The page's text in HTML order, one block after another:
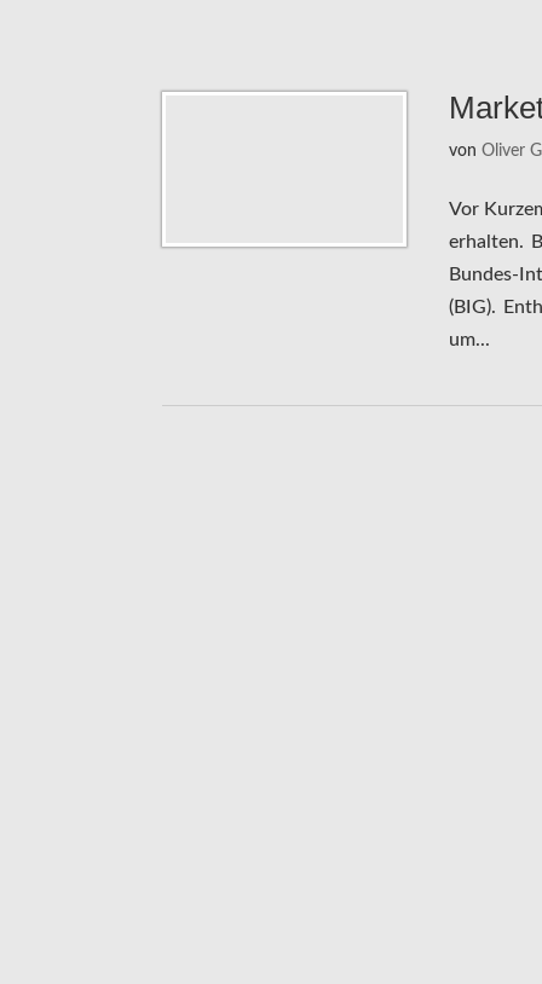
von Oliver
Vor
erhalten.
Bundes-
(BIG).
um...